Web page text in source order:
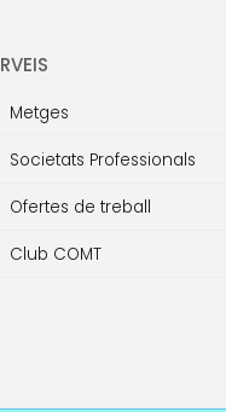
Metges
Societats Professionals
Ofertes de treball
Club COMT